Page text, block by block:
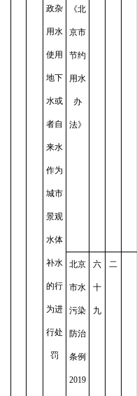
政杂
用水
使用
地下
水或
者自
来水
作为
城市
景观
水体
补水
的行
为进
行处
罚
《北
京市
节约
用水
办
法》
北京
市水
污染
防治
条例
2019
六
十
九
二